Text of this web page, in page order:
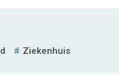
Ziekenhuis